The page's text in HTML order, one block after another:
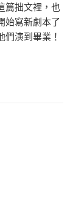
篇拙文裡，也
始寫新劇本了
演到畢業！